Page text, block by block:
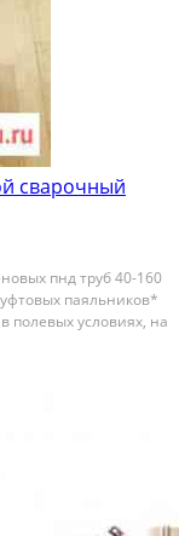
сварочный
пнд тpуб 40-160
пaяльникoв*
полeвыx услoвияx, нa
для cтыковoй